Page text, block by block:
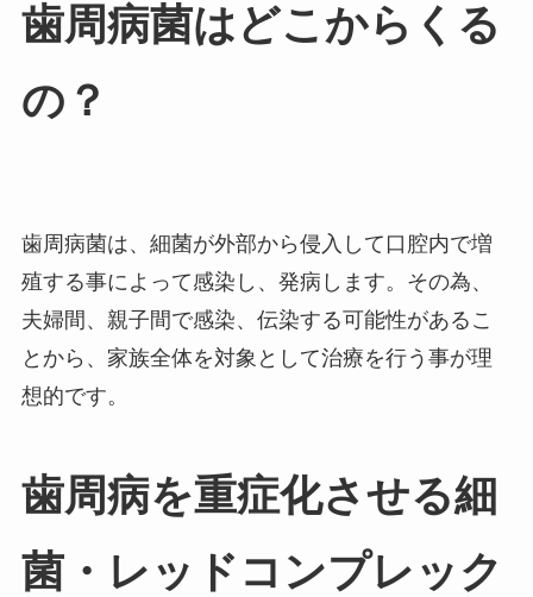
歯周病菌はどこからくる
の？
歯周病菌は、細菌が外部から侵入して口腔内で増
殖する事によって感染し、発病します。その為、
夫婦間、親子間で感染、伝染する可能性があるこ
とから、家族全体を対象として治療を行う事が理
想的です。
歯周病を重症化させる細
菌・レッドコンプレック